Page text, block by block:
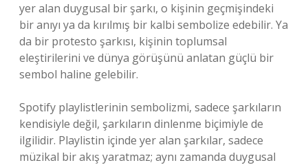
yer alan duygusal bir şarkı, o kişinin geçmişindeki
bir anıyı ya da kırılmış bir kalbi sembolize edebilir. Ya
da bir protesto şarkısı, kişinin toplumsal
eleştirilerini ve dünya görüşünü anlatan güçlü bir
sembol haline gelebilir.
Spotify playlistlerinin sembolizmi, sadece şarkıların
kendisiyle değil, şarkıların dinlenme biçimiyle de
ilgilidir. Playlistin içinde yer alan şarkılar, sadece
müzikal bir akış yaratmaz; aynı zamanda duygusal